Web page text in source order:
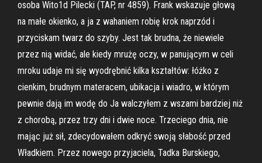
osoba Wito1d Pilecki (TAP, nr 4859). Frank wskazuje głową
na małe okienko, a ja z wahaniem robię krok naprzód i
przyciskam twarz do szyby. Jest tak brudna, że niewiele
przez nią widać, ale kiedy mrużę oczy, w panującym w celi
mroku udaje mi się wyodrębnić kilka kształtów: łóżko z
cienkim, brudnym materacem, ubikacja i wiadro, w którym
pewnie dają im wodę do Ja walczyłem z wszami bardziej niż
z chorobą, przez trzy dni i dwie noce. Trzeciego dnia, nie
mając już sił, zdecydowałem odkryć swoją słabość przed
Władkiem. Przez nowego przyjaciela, Tadka Burskiego,